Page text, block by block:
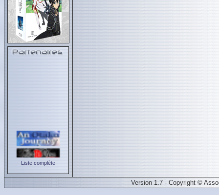
Liste complète
Version 1.7 - Copyright ©